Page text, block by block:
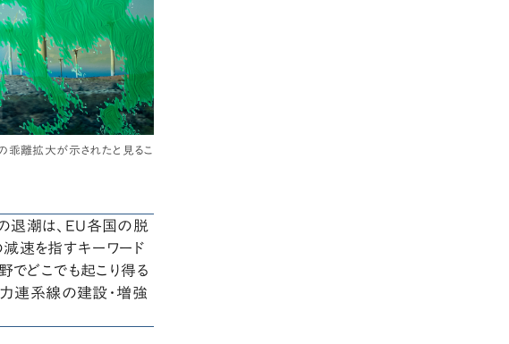
乖離拡大が示されたと見るこ
退潮は、EU各国の脱
速を指すキーワード
でどこでも起こり得る
力連系線の建設・増強